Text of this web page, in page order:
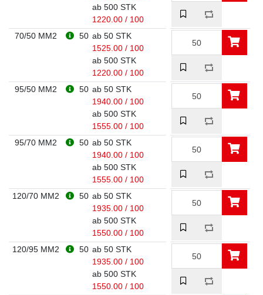
ab 500 STK
1220.00 / 100
70/50 MM2
50 ab 50 STK
1525.00 / 100
ab 500 STK
1220.00 / 100
95/50 MM2
50 ab 50 STK
1940.00 / 100
ab 500 STK
1555.00 / 100
95/70 MM2
50 ab 50 STK
1940.00 / 100
ab 500 STK
1555.00 / 100
120/70 MM2
50 ab 50 STK
1935.00 / 100
ab 500 STK
1550.00 / 100
120/95 MM2
50 ab 50 STK
1935.00 / 100
ab 500 STK
1550.00 / 100